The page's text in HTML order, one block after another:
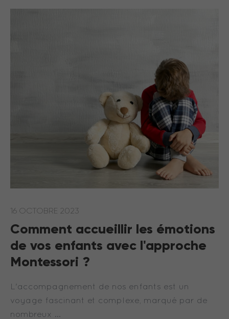
16 OCTOBRE 2023
Comment accueillir les émotions
de vos enfants avec l'approche
Montessori ?
L'accompagnement de nos enfants est un
voyage fascinant et complexe, marqué par de
nombreux …